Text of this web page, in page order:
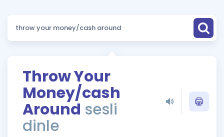
Blog
İngilizce Gramer
Throw Your
Money/cash
Around sesli
dinle